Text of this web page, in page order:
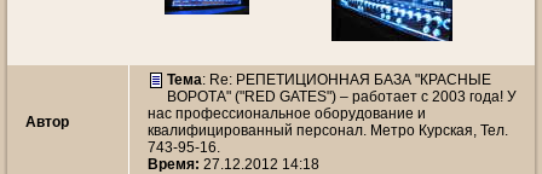
Автор
Тема: Re: РЕПЕТИЦИОННАЯ БАЗА "КРАСНЫЕ
ВОРОТА" ("RED GATES") – работает с 2003 года! У
нас профессиональное оборудование и
квалифицированный персонал. Метро Курская, Тел.
743-95-16.
Время: 27.12.2012 14:18